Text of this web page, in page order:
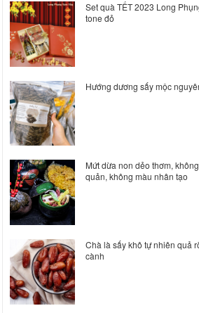
Set quà TẾT 2023 Long
tone đỏ
Hướng dương sấy mộc
Mứt dừa non dẻo thơm,
quản, không màu nhân tạo
Chà là sấy khô tự nhiên quả
cành